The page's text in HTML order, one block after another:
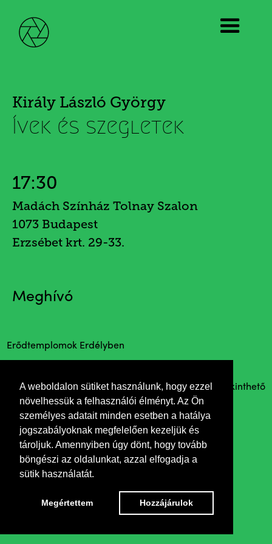
A weboldalon sütiket használunk, hogy ezzel
növelhessük a felhasználói élményt. Az Ön
személyes adatait minden esetben a hatálya
jogszabályoknak megfelelően kezeljük és
tároljuk. Amennyiben úgy dönt, hogy tovább
böngészi az oldalunkat, azzal elfogadja a
sütik használatát.
Megértettem Hozzájárulok
Király László György
Ívek és szegletek
17:30
Madách Színház Tolnay Szalon
1073 Budapest
Erzsébet krt. 29-33.
Meghívó
Erődtemplomok Erdélyben
A kiállítás az előadások előtt és a szünetekben tekinthető
meg.